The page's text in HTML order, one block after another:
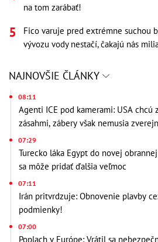
na tom zarábať!
Fico varuje pred extrémne suchou
vývozu vody nestačí, čakajú nás
NAJNOVŠIE ČLÁNKY
08:11
Agenti ICE pod kamerami: USA chcú
zásahmi, zábery však nemusia
07:29
Turecko láka Egypt do novej
sa môže pridať ďalšia veľmoc
07:11
Irán pritvrdzuje: Obnovenie plavby
podmienky!
07:00
Poplach v Európe: Vrátil sa